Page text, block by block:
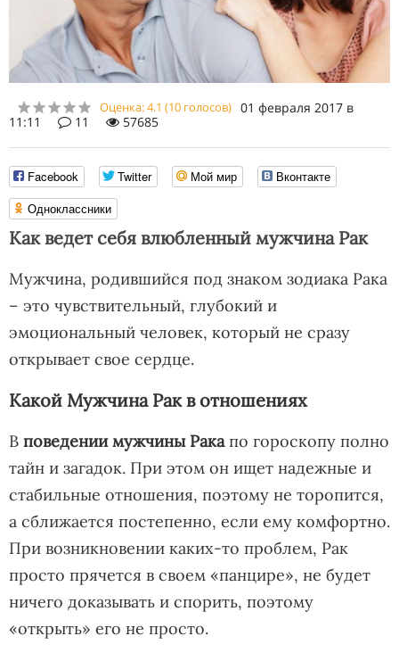
Оценка:4.1 (10 голосов) 01 февраля 2017 в
11:11
11 57685
Facebook Twitter Мой мир
Вконтакте
Одноклассники
Как ведет себя влюбленный мужчина Рак
Мужчина, родившийся под знаком зодиака Рака
– это чувствительный, глубокий и
эмоциональный человек, который не сразу
открывает свое сердце.
Какой Мужчина Рак в отношениях
В поведении мужчины Ракапо гороскопу полно
тайн и загадок. При этом он ищет надежные и
стабильные отношения, поэтому не торопится,
а сближается постепенно, если ему комфортно.
При возникновении каких-то проблем, Рак
просто прячется в своем «панцире», не будет
ничего доказывать и спорить, поэтому
«открыть» его не просто.